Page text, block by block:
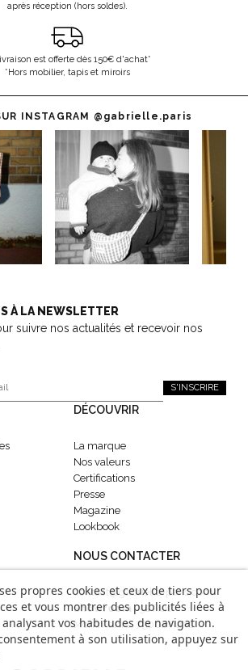
après réception (hors soldes).
est offerte dès 150€ d'achat*
*Hors mobilier, tapis et miroirs
INSTAGRAM @gabrielle.paris
À LA NEWSLETTER
suivre nos actualités et recevoir nos
S'INSCRIRE
DÉCOUVRIR
La marque
Nos valeurs
Certifications
Presse
Magazine
Lookbook
NOUS CONTACTER
contact@gabrielle-paris.com
Showroom : 52 Rue
Montmartre, 75002 Paris
propres cookies et ceux de tiers pour
et vous montrer des publicités liées à
vos habitudes de navigation.
à son utilisation, appuyez sur